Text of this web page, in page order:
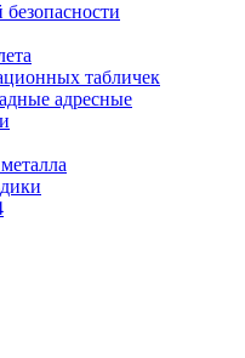
табличек
адресные